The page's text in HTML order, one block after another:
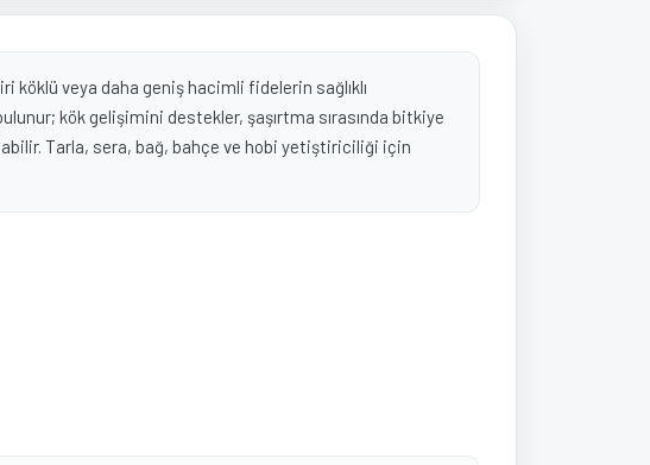
veya daha geniş hacimli fidelerin sağlıklı
kök gelişimini destekler, şaşırtma sırasında bitkiye
Tarla, sera, bağ, bahçe ve hobi yetiştiriciliği için